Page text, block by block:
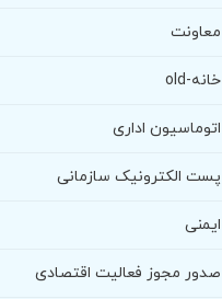
معاونت
خانه-old
اتوماسیون اداری
پست الکترونیک سازمانی
ایمنی
صدور مجوز فعالیت اقتصادی